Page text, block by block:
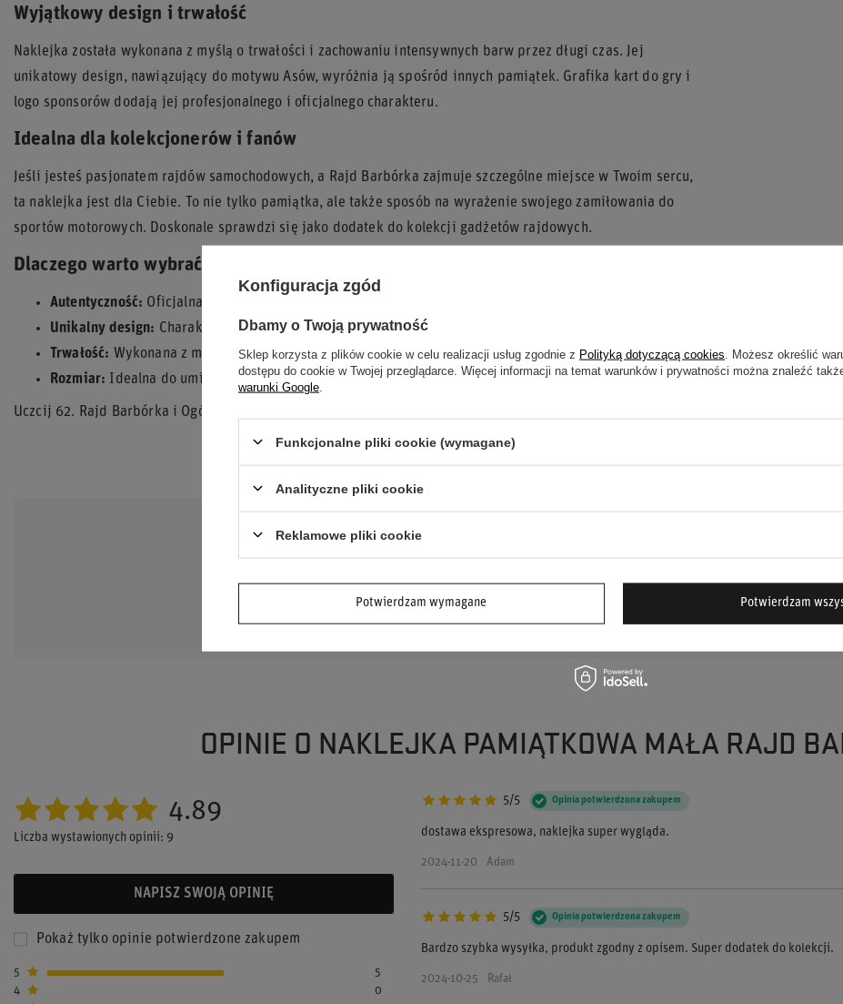
Wyjątkowy design i trwałość
Naklejka została wykonana z myślą o trwałości i zachowaniu intensywnych barw przez długi czas. Jej
unikatowy design, nawiązujący do motywu Asów, wyróżnia ją spośród innych pamiątek. Grafika kart do gry i
logo sponsorów dodają jej profesjonalnego i oficjalnego charakteru.
Idealna dla kolekcjonerów i fanów
Jeśli jesteś pasjonatem rajdów samochodowych, a Rajd Barbórka zajmuje szczególne miejsce w Twoim sercu,
ta naklejka jest dla Ciebie. To nie tylko pamiątka, ale także sposób na wyrażenie swojego zamiłowania do
sportów motorowych. Doskonale sprawdzi się jako dodatek do kolekcji gadżetów rajdowych.
Dlaczego warto wybrać tę naklejkę?
Autentyczność: Oficjalna pamiątka z Rajdu Barbórka 2024.
Unikalny design: Charakterystyczna grafika i logo imprezy.
Trwałość: Wykonana z materiałów zapewniających długowieczność.
Rozmiar: Idealna do umieszczenia w różnych miejscach, szerokość 12,5 cm.
Uczcij 62. Rajd Barbórka i Ogólnopolskie Kryterium Asów 2024 z tą pamiątkową naklejką!
Zadaj pytanie a my odpowiemy niezwłocznie, najciekawsze pytania i
odpowiedzi publikując dla innych.
OPINIE O NAKLEJKA PAMIĄTKOWA MAŁA RAJD
4.89
Liczba wystawionych opinii: 9
NAPISZ SWOJĄ OPINIĘ
Pokaż tylko opinie potwierdzone zakupem
5
5
4
0
5/5 Opinia potwierdzona zakupem
dostawa ekspresowa, naklejka super wygląda.
2024-11-20 Adam
5/5 Opinia potwierdzona zakupem
Bardzo szybka wysyłka, produkt zgodny z opisem. Super dodatek do kolekcji.
2024-10-25 Rafał
Konfiguracja zgód
Dbamy o Twoją prywatność
Sklep korzysta z plików cookie w celu realizacji usług zgodnie z Polityką dotyczącą cookies . Możesz określić
dostępu do cookie w Twojej przeglądarce. Więcej informacji na temat warunków i prywatności można znaleźć
warunki Google
Funkcjonalne pliki cookie (wymagane)
Analityczne pliki cookie
Reklamowe pliki cookie
Potwierdzam wymagane Potwierdzam